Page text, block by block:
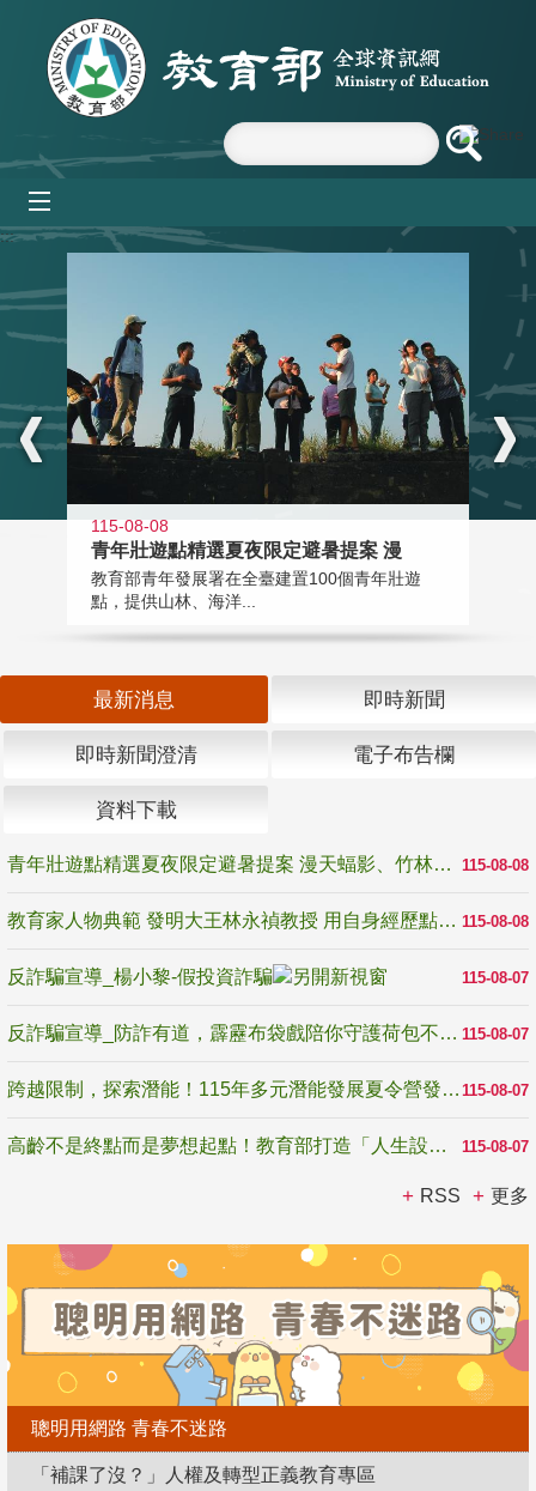
跳到主要內容區塊
:::
115-08-08
青年壯遊點精選夏夜限定避暑提案 漫
教育部青年發展署在全臺建置100個青年壯遊
點，提供山林、海洋...
最新消息 即時新聞
即時新聞澄清 電子布告欄
資料下載
115-08-08
青年壯遊點精選夏夜限定避暑提案 漫天蝠影、竹林尋蛙、茶香夜觀 邀青年暮色出發
115-08-08
教育家人物典範 發明大王林永禎教授 用自身經歷點亮學生的路
115-08-07
反詐騙宣導_楊小黎-假投資詐騙
115-08-07
反詐騙宣導_防詐有道，霹靂布袋戲陪你守護荷包不受騙
115-08-07
跨越限制，探索潛能！115年多元潛能發展夏令營發掘生命無限可能
115-08-07
高齡不是終點而是夢想起點！教育部打造「人生設計夢工場」 參展第3屆高齡健康產業博覽會
RSS 更多
聰明用網路 青春不迷路
「補課了沒？」人權及轉型正義教育專區